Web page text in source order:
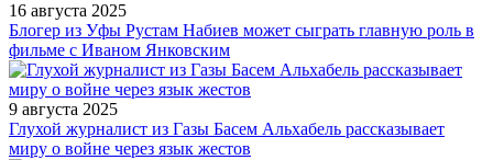
16 августа 2025
Блогер из Уфы Рустам Набиев может сыграть главную роль в
фильме с Иваном Янковским
9 августа 2025
Глухой журналист из Газы Басем Альхабель рассказывает
миру о войне через язык жестов